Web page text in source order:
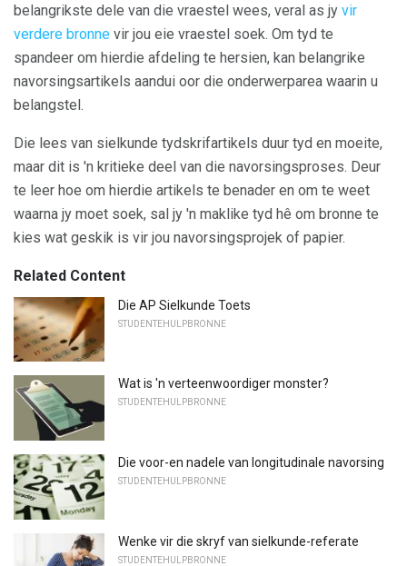
belangrikste dele van die vraestel wees, veral as jy vir
verdere bronne vir jou eie vraestel soek. Om tyd te
spandeer om hierdie afdeling te hersien, kan belangrike
navorsingsartikels aandui oor die onderwerparea waarin u
belangstel.
Die lees van sielkunde tydskrifartikels duur tyd en moeite,
maar dit is 'n kritieke deel van die navorsingsproses. Deur
te leer hoe om hierdie artikels te benader en om te weet
waarna jy moet soek, sal jy 'n maklike tyd hê om bronne te
kies wat geskik is vir jou navorsingsprojek of papier.
Related Content
Die AP Sielkunde Toets
STUDENTEHULPBRONNE
Wat is 'n verteenwoordiger monster?
STUDENTEHULPBRONNE
Die voor-en nadele van longitudinale navorsing
STUDENTEHULPBRONNE
Wenke vir die skryf van sielkunde-referate
STUDENTEHULPBRONNE